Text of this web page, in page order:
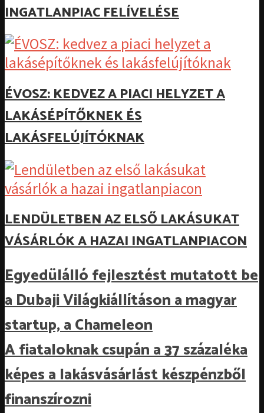
INGATLANPIAC FELÍVELÉSE
ÉVOSZ: KEDVEZ A PIACI HELYZET A
LAKÁSÉPÍTŐKNEK ÉS
LAKÁSFELÚJÍTÓKNAK
LENDÜLETBEN AZ ELSŐ LAKÁSUKAT
VÁSÁRLÓK A HAZAI INGATLANPIACON
Egyedülálló fejlesztést mutatott be
a Dubaji Világkiállításon a magyar
startup, a Chameleon
A fiataloknak csupán a 37 százaléka
képes a lakásvásárlást készpénzből
finanszírozni